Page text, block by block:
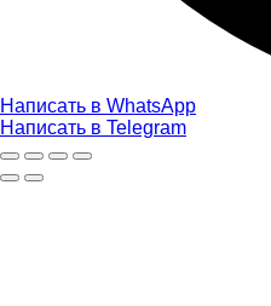
Написать в WhatsApp
Написать в Telegram